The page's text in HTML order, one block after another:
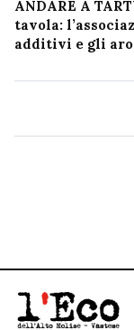
ANDARE A
tavola:
additivi e gli